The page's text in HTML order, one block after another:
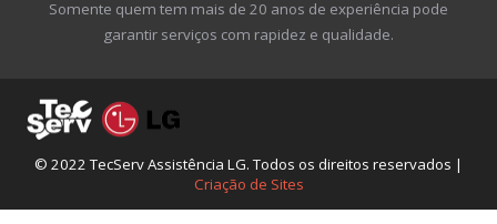
Somente quem tem mais de 20 anos de experiência pode
garantir serviços com rapidez e qualidade.
© 2022 TecServ Assistência LG. Todos os direitos reservados |
Criação de Sites